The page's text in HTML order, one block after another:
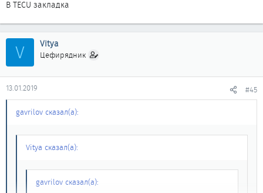
В TECU закладка
V Vitya
Цефирядник
13.01.2019 #45
gavrilov сказал(а):
Vitya сказал(а):
gavrilov сказал(а):